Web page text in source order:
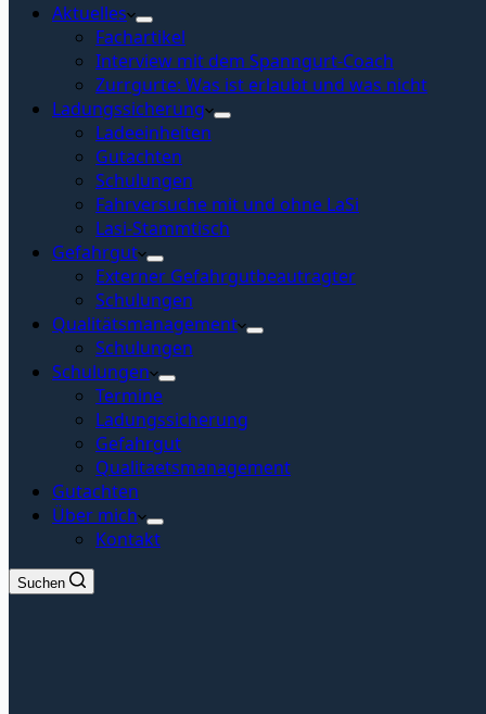
Aktuelles
Fachartikel
Interview mit dem Spanngurt-Coach
Zurrgurte: Was ist erlaubt und was nicht
Ladungssicherung
Ladeeinheiten
Gutachten
Schulungen
Fahrversuche mit und ohne LaSi
Lasi-Stammtisch
Gefahrgut
Externer Gefahrgutbeautragter
Schulungen
Qualitätsmanagement
Schulungen
Schulungen
Termine
Ladungssicherung
Gefahrgut
Qualitaetsmanagement
Gutachten
Über mich
Kontakt
Suchen